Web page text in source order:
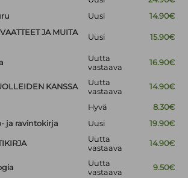
Uusi
14.90€
JA MUITA
Uusi 15.90€
Uutta
vastaava
16.90€
KANSSA
Uutta
vastaava
14.90€
Hyvä
8.30€
ja ravintokirja
Uusi 19.90€
Uutta
vastaava
14.90€
Uutta
vastaava
9.50€